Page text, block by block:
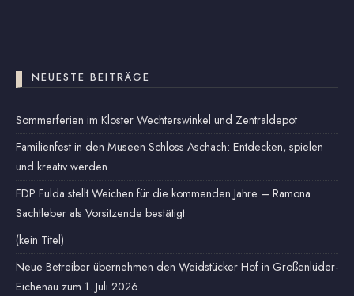
NEUESTE BEITRÄGE
Sommerferien im Kloster Wechterswinkel und Zentraldepot
Familienfest in den Museen Schloss Aschach: Entdecken, spielen
und kreativ werden
FDP Fulda stellt Weichen für die kommenden Jahre – Ramona
Sachtleber als Vorsitzende bestätigt
(kein Titel)
Neue Betreiber übernehmen den Weidstücker Hof in Großenlüder-
Eichenau zum 1. Juli 2026